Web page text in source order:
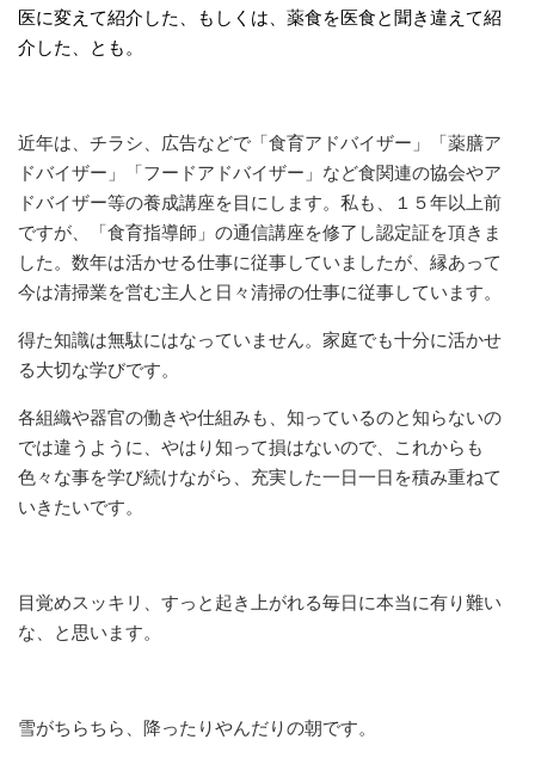
医に変えて紹介した、もしくは、薬食を医食と聞き違えて紹
介した、とも。
近年は、チラシ、広告などで「食育アドバイザー」「薬膳ア
ドバイザー」「フードアドバイザー」など食関連の協会やア
ドバイザー等の養成講座を目にします。私も、１５年以上前
ですが、「食育指導師」の通信講座を修了し認定証を頂きま
した。数年は活かせる仕事に従事していましたが、縁あって
今は清掃業を営む主人と日々清掃の仕事に従事しています。
得た知識は無駄にはなっていません。家庭でも十分に活かせ
る大切な学びです。
各組織や器官の働きや仕組みも、知っているのと知らないの
では違うように、やはり知って損はないので、これからも
色々な事を学び続けながら、充実した一日一日を積み重ねて
いきたいです。
目覚めスッキリ、すっと起き上がれる毎日に本当に有り難い
な、と思います。
雪がちらちら、降ったりやんだりの朝です。